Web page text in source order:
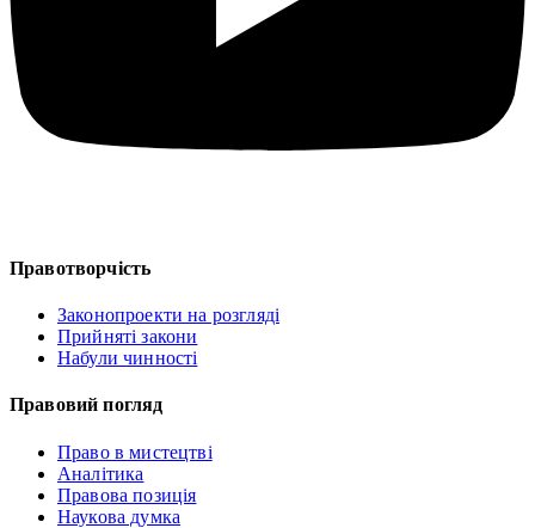
Правотворчість
Законопроекти на розгляді
Прийняті закони
Набули чинності
Правовий погляд
Право в мистецтві
Аналітика
Правова позиція
Наукова думка